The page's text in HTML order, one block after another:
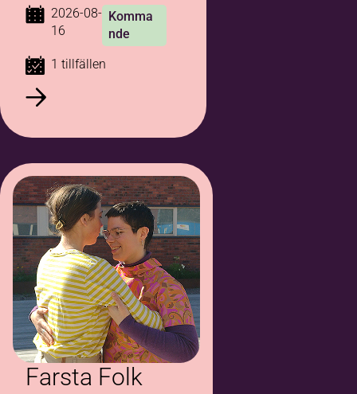
2026-08-
16
Komma
nde
1 tillfällen
Farsta Folk